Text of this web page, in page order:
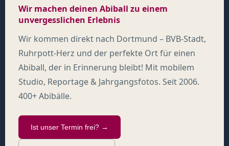
Wir machen deinen Abiball zu einem
unvergesslichen Erlebnis
Wir kommen direkt nach Dortmund – BVB-Stadt,
Ruhrpott-Herz und der perfekte Ort für einen
Abiball, der in Erinnerung bleibt! Mit mobilem
Studio, Reportage & Jahrgangsfotos. Seit 2006.
400+ Abibälle.
Ist unser Termin frei? →